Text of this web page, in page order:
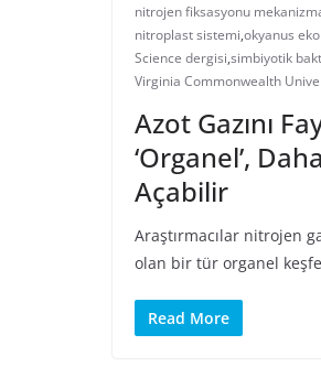
nitrojen fiksasyonu
nitroplast sistemi,okyanus
Science dergisi,simbiyotik
Virginia Commonwealth
Azot Gazını
‘Organel’,
Açabilir
Araştırmacılar nitrojen
olan bir tür organel
Read More